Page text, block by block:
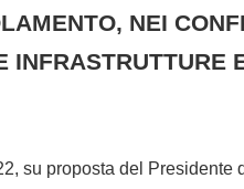
NEI
INFRASTRUTTURE
del Presidente